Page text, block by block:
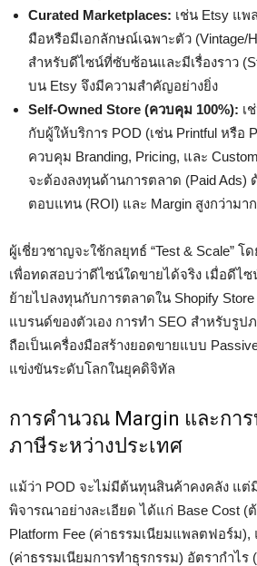
Curated Marketplaces: เช่น Etsy แ
มือหรือมีเอกลักษณ์เฉพาะตัว (Vintage/
สำหรับดีไซน์ที่ซับซ้อนและมีเรื่องราว
บน Etsy จึงมีความสำคัญอย่างยิ่ง
Self-Owned Store (ควบคุม 100%): เ
กับผู้ให้บริการ POD (เช่น Printful หรือ
ควบคุม Branding, Pricing, และ
จะต้องลงทุนด้านการตลาด (Paid Ads)
ตอบแทน (ROI) และ Margin สูงกว่ามาก
ผู้เชี่ยวชาญจะใช้กลยุทธ์ “Test & Scale” โ
เพื่อทดสอบว่าดีไซน์ใดขายได้จริง เมื่อดีไ
ย้ายไปลงทุนกับการตลาดใน Shopify Store
แบรนด์ของตัวเอง การทำ SEO สำหรับรู
ถือเป็นเครื่องมือสร้างยอดขายแบบ
แข่งขันระดับโลกในยุคดิจิทัล
การคำนวณ Margin และกา
ภาษีระหว่างประเทศ
แม้ว่า POD จะไม่มีต้นทุนสินค้าคงคลัง แ
พิจารณาอย่างละเอียด ได้แก่ Base Cost
Platform Fee (ค่าธรรมเนียมแพลตฟอร์ม),
(ค่าธรรมเนียมการทำธุรกรรม) อัตรากำไร